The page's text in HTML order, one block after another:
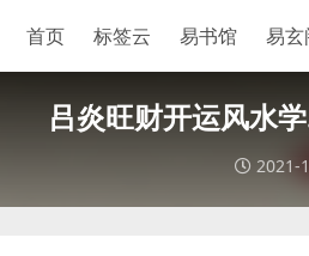
首页 标签云 易书馆 易玄
吕炎旺财开运风水
2021-